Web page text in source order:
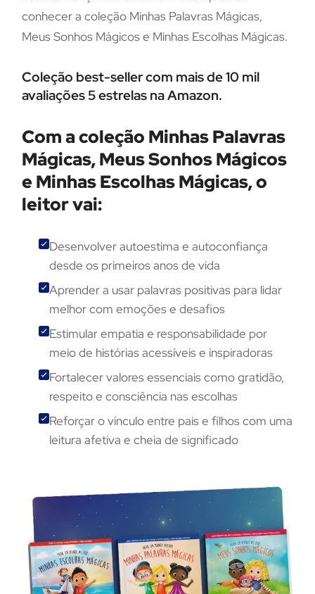
conhecer a coleção Minhas Palavras Mágicas,
Meus Sonhos Mágicos e Minhas Escolhas Mágicas.
Coleção best-seller com mais de 10 mil
avaliações 5 estrelas na Amazon.
Com a coleção Minhas Palavras
Mágicas, Meus Sonhos Mágicos
e Minhas Escolhas Mágicas, o
leitor vai:
Desenvolver autoestima e autoconfiança
desde os primeiros anos de vida
Aprender a usar palavras positivas para lidar
melhor com emoções e desafios
Estimular empatia e responsabilidade por
meio de histórias acessíveis e inspiradoras
Fortalecer valores essenciais como gratidão,
respeito e consciência nas escolhas
Reforçar o vínculo entre pais e filhos com uma
leitura afetiva e cheia de significado